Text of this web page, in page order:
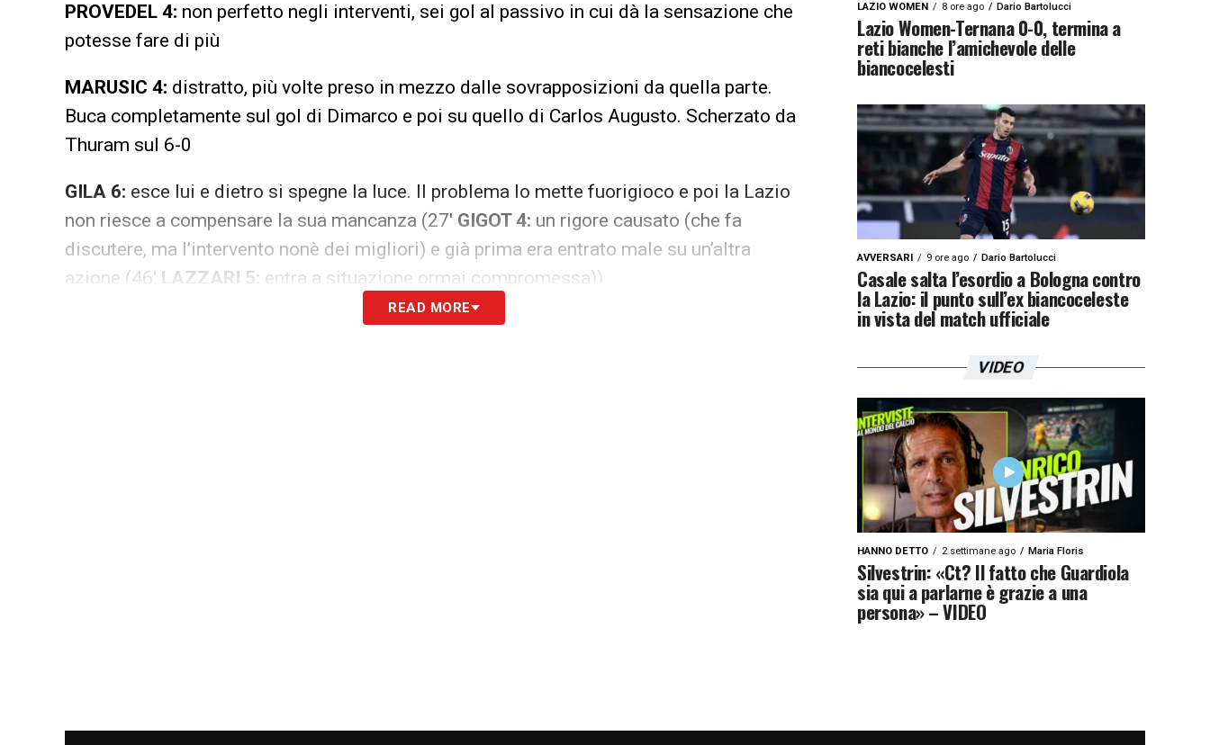
PROVEDEL 4: non perfetto negli interventi, sei gol al passivo in cui dà la sensazione che
potesse fare di più
MARUSIC 4: distratto, più volte preso in mezzo dalle sovrapposizioni da quella parte.
Buca completamente sul gol di Dimarco e poi su quello di Carlos Augusto. Scherzato da
Thuram sul 6-0
GILA 6: esce lui e dietro si spegne la luce. Il problema lo mette fuorigioco e poi la Lazio
non riesce a compensare la sua mancanza (27′ GIGOT 4: un rigore causato (che fa
discutere, ma l’intervento nonè dei migliori) e già prima era entrato male su un’altra
azione (46′ LAZZARI 5: entra a situazione ormai compromessa))
con l’uscita di Gila prima e quella di Gigot poi sembra perdere certezze anche
PEDRO 5:si sacrifica in copertura su Calhanoglu, in avanti non si accende (57′DELE-
READ MORE
LAZIO WOMEN 8 ore ago Dario Bartolucci
Lazio Women-Ternana 0-0, termina a
reti bianche l’amichevole delle
biancocelesti
AVVERSARI 9 ore ago Dario Bartolucci
Casale salta l’esordio a Bologna contro
la Lazio: il punto sull’ex biancoceleste
in vista del match ufficiale
VIDEO
HANNO DETTO 2 settimane ago Maria Floris
Silvestrin: «Ct? Il fatto che Guardiola
sia qui a parlarne è grazie a una
persona» – VIDEO